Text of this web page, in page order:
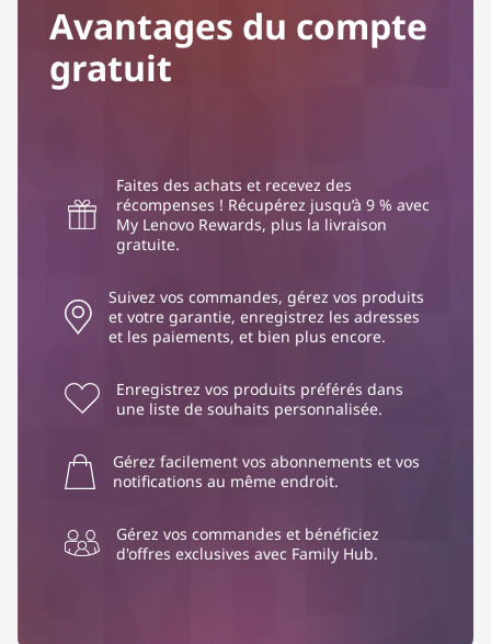
Avantages du compte
gratuit
Faites des achats et recevez des
récompenses ! Récupérez jusqu’à 9 % avec
My Lenovo Rewards, plus la livraison
gratuite.
Suivez vos commandes, gérez vos produits
et votre garantie, enregistrez les adresses
et les paiements, et bien plus encore.
Enregistrez vos produits préférés dans
une liste de souhaits personnalisée.
Gérez facilement vos abonnements et vos
notifications au même endroit.
Gérez vos commandes et bénéficiez
d'offres exclusives avec Family Hub.